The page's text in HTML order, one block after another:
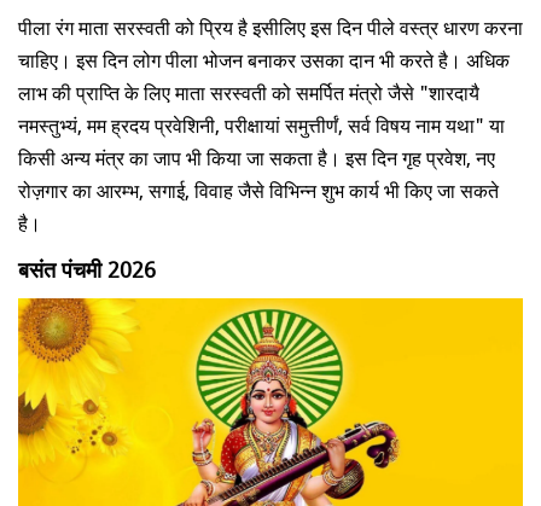
पीला रंग माता सरस्वती को प्रिय है इसीलिए इस दिन पीले वस्त्र धारण करना
चाहिए। इस दिन लोग पीला भोजन बनाकर उसका दान भी करते है। अधिक
लाभ की प्राप्ति के लिए माता सरस्वती को समर्पित मंत्रो जैसे "शारदायै
नमस्तुभ्यं, मम ह्रदय प्रवेशिनी, परीक्षायां समुत्तीर्णं, सर्व विषय नाम यथा" या
किसी अन्य मंत्र का जाप भी किया जा सकता है। इस दिन गृह प्रवेश, नए
रोज़गार का आरम्भ, सगाई, विवाह जैसे विभिन्न शुभ कार्य भी किए जा सकते
है।
बसंतपंचमी 2026